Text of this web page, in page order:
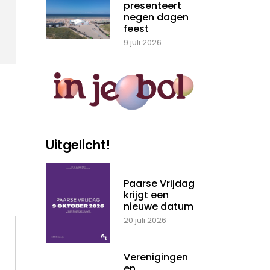
presenteert
negen dagen
feest
9 juli 2026
Uitgelicht!
Paarse Vrijdag
krijgt een
nieuwe datum
20 juli 2026
Verenigingen